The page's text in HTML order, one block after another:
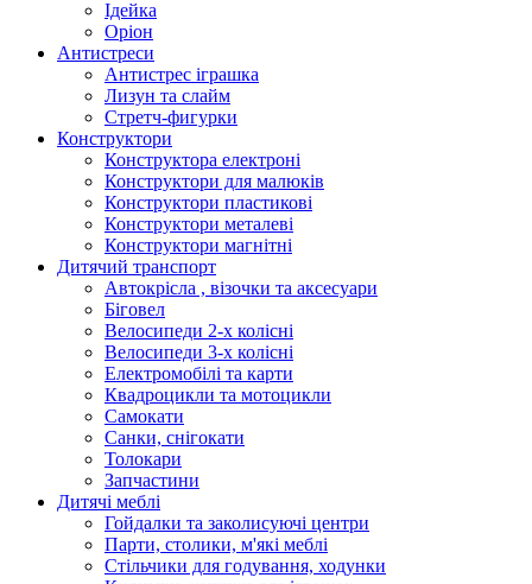
Ідейка
Оріон
Антистреси
Антистрес іграшка
Лизун та слайм
Стретч-фигурки
Конструктори
Конструктора електроні
Конструктори для малюків
Конструктори пластикові
Конструктори металеві
Конструктори магнітні
Дитячий транспорт
Автокрісла , візочки та аксесуари
Біговел
Велосипеди 2-х колісні
Велосипеди 3-х колісні
Електромобілі та карти
Квадроцикли та мотоцикли
Самокати
Санки, снігокати
Толокари
Запчастини
Дитячі меблі
Гойдалки та заколисуючі центри
Парти, столики, м'які меблі
Стільчики для годування, ходунки